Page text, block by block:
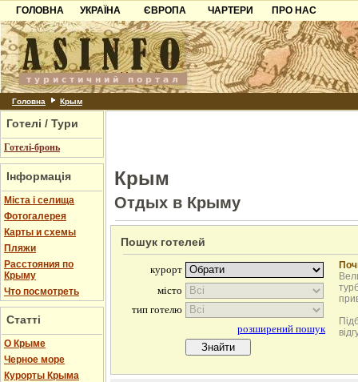
ГОЛОВНА
УКРАЇНА
Карпати
Азов
Причорноморря
Шацьк
ЄВРОПА
Чорногорія
Хорватія
Болгарія
ЧАРТЕРИ
ПРО НАС
Контакти
Партнерам
Додати готель
Головна Крым
Готелі / Тури
Готелі-бронь
Інформація
Міста і селища
Фотогалерея
Карты и схемы
Пляжи
Расстояния по
Крыму
Что посмотреть
Статті
О Крыме
Черное море
Курорты Крыма
Крым
Отдых в Крыму
Пошук готелей